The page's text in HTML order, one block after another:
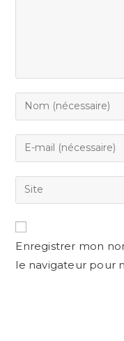
Enregistrer mon
le navigateur pour